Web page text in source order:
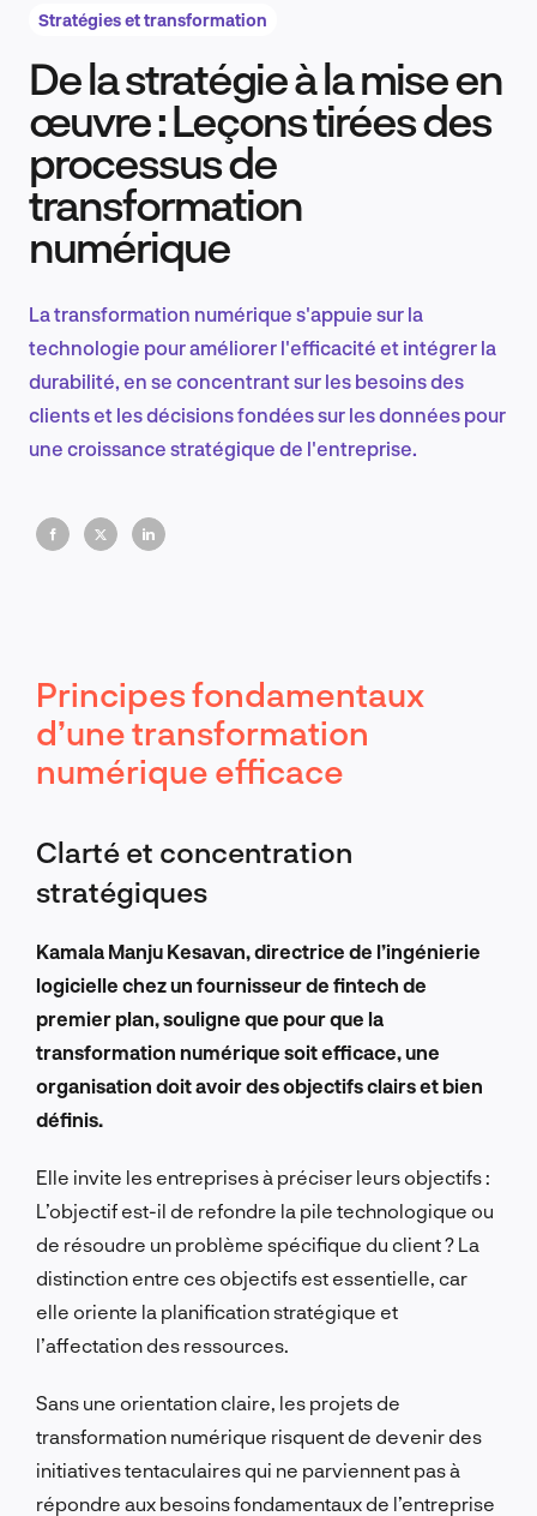
Recherche et conception produit
Tendances sectorielles
EN
FR
Stratégies et transformation
De la stratégie à la mise en
œuvre : Leçons tirées des
processus de
transformation
numérique
La transformation numérique s'appuie sur la
technologie pour améliorer l'efficacité et intégrer la
durabilité, en se concentrant sur les besoins des
clients et les décisions fondées sur les données pour
une croissance stratégique de l'entreprise.
Principes fondamentaux
d’une transformation
numérique efficace
Clarté et concentration
stratégiques
Kamala Manju Kesavan, directrice de l’ingénierie
logicielle chez un fournisseur de fintech de
premier plan, souligne que pour que la
transformation numérique soit efficace, une
organisation doit avoir des objectifs clairs et bien
définis.
Elle invite les entreprises à préciser leurs objectifs :
L’objectif est-il de refondre la pile technologique ou
de résoudre un problème spécifique du client ? La
distinction entre ces objectifs est essentielle, car
elle oriente la planification stratégique et
l’affectation des ressources.
Sans une orientation claire, les projets de
transformation numérique risquent de devenir des
initiatives tentaculaires qui ne parviennent pas à
répondre aux besoins fondamentaux de l’entreprise